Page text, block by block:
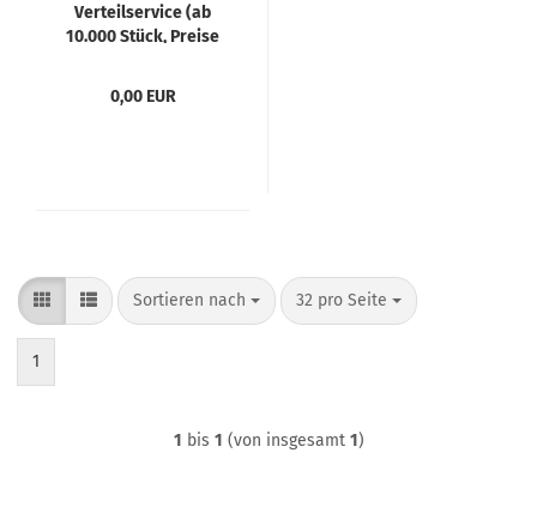
Verteilservice (ab
10.000 Stück, Preise
0,00 EUR
Sortieren nach
Sortieren nach 32 pro Seite
pro Seite
1
1 bis 1 (von insgesamt 1)